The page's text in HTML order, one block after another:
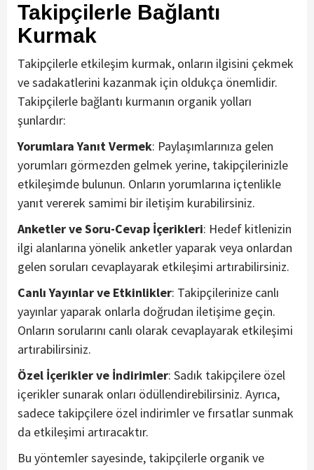
Takipçilerle Bağlantı
Kurmak
Takipçilerle etkileşim kurmak, onların ilgisini çekmek
ve sadakatlerini kazanmak için oldukça önemlidir.
Takipçilerle bağlantı kurmanın organik yolları
şunlardır:
Yorumlara Yanıt Vermek: Paylaşımlarınıza gelen
yorumları görmezden gelmek yerine, takipçilerinizle
etkileşimde bulunun. Onların yorumlarına içtenlikle
yanıt vererek samimi bir iletişim kurabilirsiniz.
Anketler ve Soru-Cevap İçerikleri: Hedef kitlenizin
ilgi alanlarına yönelik anketler yaparak veya onlardan
gelen soruları cevaplayarak etkileşimi artırabilirsiniz.
Canlı Yayınlar ve Etkinlikler: Takipçilerinize canlı
yayınlar yaparak onlarla doğrudan iletişime geçin.
Onların sorularını canlı olarak cevaplayarak etkileşimi
artırabilirsiniz.
Özel İçerikler ve İndirimler: Sadık takipçilere özel
içerikler sunarak onları ödüllendirebilirsiniz. Ayrıca,
sadece takipçilere özel indirimler ve fırsatlar sunmak
da etkileşimi artıracaktır.
Bu yöntemler sayesinde, takipçilerle organik ve